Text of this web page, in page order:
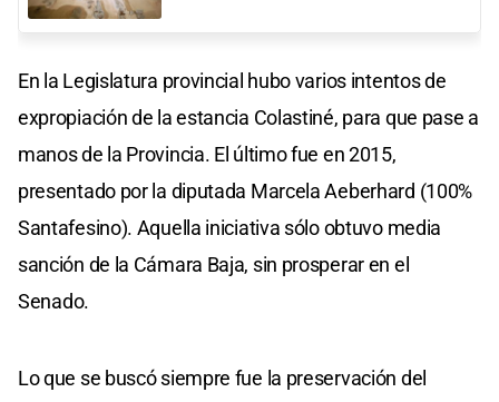
En la Legislatura provincial hubo varios intentos de
expropiación de la estancia Colastiné, para que pase a
manos de la Provincia. El último fue en 2015,
presentado por la diputada Marcela Aeberhard (100%
Santafesino). Aquella iniciativa sólo obtuvo media
sanción de la Cámara Baja, sin prosperar en el
Senado.
Lo que se buscó siempre fue la preservación del